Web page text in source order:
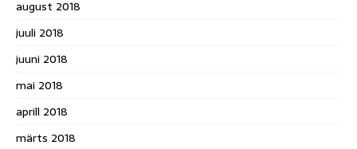
august 2018
juuli 2018
juuni 2018
mai 2018
aprill 2018
märts 2018